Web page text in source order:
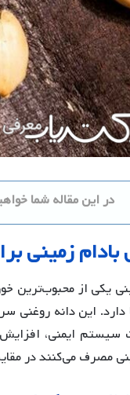
در این مقاله شما
بادامزمینی
یکی از محبوب‌ترین
دارد. این دانه روغنی
سیستم ایمنی،
مصرف می‌کنند در